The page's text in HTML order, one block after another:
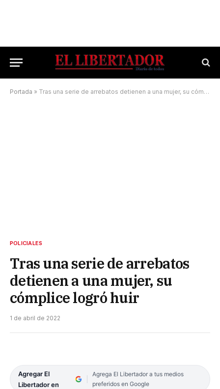
Portada » Tras una serie de arrebatos detienen a una mujer, su cómplice logró huir
POLICIALES
Tras una serie de arrebatos
detienen a una mujer, su
cómplice logró huir
1 de abril de 2022
Agregar El
Libertador en
Agrega El Libertador a tus medios
preferidos en Google